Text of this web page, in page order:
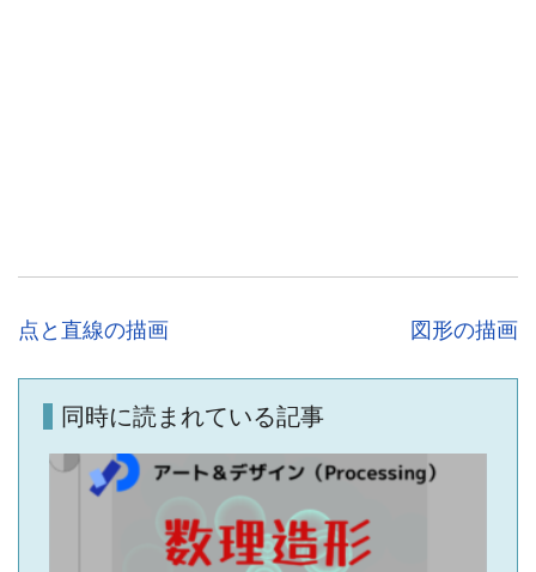
投
ナ
ビ
点と直線の描画 図形の描画
同時に読まれている記事